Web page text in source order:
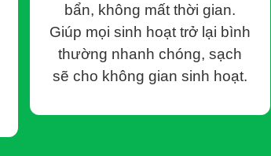
để lôi kéo khách hàng. Tuy nhiên, khi đến
móc… dẫn tới tổng chi phí bị đội lên gấp
đành chấp nhận thanh toán số tiền
như cống bị nghẹt sâu, hỏng đường ống, bể
bẩn, không mất thời gian.
Giúp mọi sinh hoạt trở lại bình
thường nhanh chóng, sạch
sẽ cho không gian sinh hoạt.